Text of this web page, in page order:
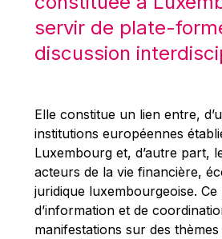
Martin Bailey
Martine Reicherts
Michael Sohlman
Michel Goedert
Mireille Delmas-Marty
Nobuo Tanaka
Otmar Issing
servir de plate-
discussion
Elle constitue un lien entre,
institutions européennes
Luxembourg et, d’autre part,
acteurs de la vie financière,
juridique luxembourgeoise.
d’information et de
manifestations sur des